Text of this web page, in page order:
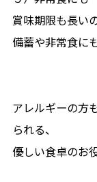
賞味期限も長い
備蓄や非常食に
アレルギーの方
られる、
優しい食卓のお